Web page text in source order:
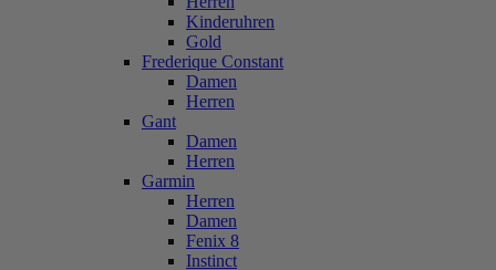
Kinderuhren
Gold
Frederique Constant
Damen
Herren
Gant
Damen
Herren
Garmin
Herren
Damen
Fenix 8
Instinct